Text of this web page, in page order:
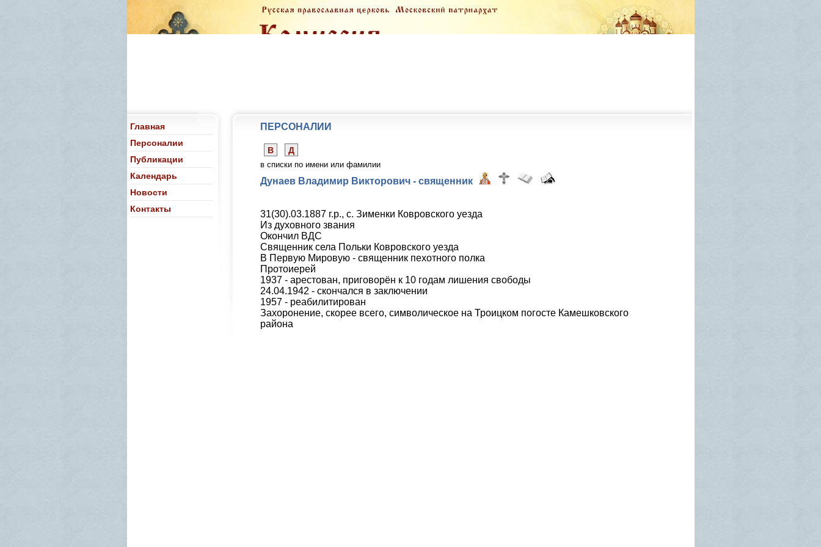
Главная
Персоналии
Публикации
Календарь
Новости
Контакты
ПЕРСОНАЛИИ
В Д
в списки по имени или фамилии
Дунаев Владимир Викторович - священник
31(30).03.1887 г.р., с. Зименки Ковровского уезда
Из духовного звания
Окончил ВДС
Священник села Польки Ковровского уезда
В Первую Мировую - священник пехотного полка
Протоиерей
1937 - арестован, приговорён к 10 годам лишения свободы
24.04.1942 - скончался в заключении
1957 - реабилитирован
Захоронение, скорее всего, символическое на Троицком погосте Камешковского
района